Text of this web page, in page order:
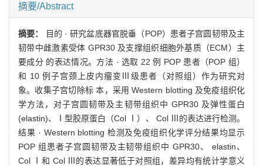
摘要/Abstract
摘要：
目的 · 研究盆底器官脱垂（POP）患者子宫圆韧带及主
韧带中雌激素受体 GPR30 及支撑组织细胞外基质（ECM）主
要成分 的表达情况。方法 · 选取 22 例 POP 患者（POP 组）
和 10 例子宫颈上皮内瘤变Ⅲ级患者（对照组）作为研究对
象。收集子宫切除标 本，采用 Western blotting 及免疫组织化
学方法，对子宫圆韧带及主韧带组织中 GPR30 及弹性蛋白
(elastin)、Ⅰ型胶原蛋白（Col Ⅰ）、 Col Ⅲ的表达进行检测。
结果 · Western blotting 检测及免疫组织化学评分结果均显示
POP 组患者子宫圆韧带及主韧带组织中 GPR30、 elastin、
Col Ⅰ和 Col Ⅲ的表达显著低于对照组，差异均有统计学意义